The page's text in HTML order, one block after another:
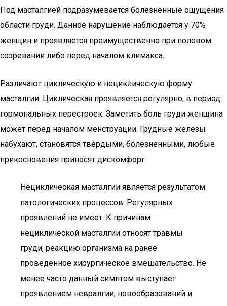
Под масталгией подразумевается болезненные ощущения
области груди. Данное нарушение наблюдается у 70%
женщин и проявляется преимущественно при половом
созревании либо перед началом климакса.
Различают циклическую и нециклическую форму
масталгии. Циклическая проявляется регулярно, в период
гормональных перестроек. Заметить боль груди женщина
может перед началом менструации. Грудные железы
набухают, становятся твердыми, болезненными, любые
прикосновения приносят дискомфорт.
Нециклическая масталгии является результатом
патологических процессов. Регулярных
проявлений не имеет. К причинам
нециклической масталгии относят травмы
груди, реакцию организма на ранее
проведенное хирургическое вмешательство. Не
менее часто данный симптом выступает
проявлением невралгии, новообразований и